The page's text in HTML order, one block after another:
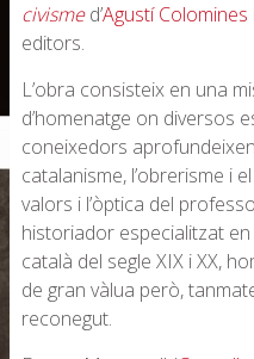
civismed’Agustí Colomines
editors.
L’obra consisteix en una
d’homenatge on diversos
coneixedors
catalanisme, l’obrerisme i
valors i l’òptica del
historiador especialitzat
català del segle XIX i XX,
de gran vàlua però,
reconegut.